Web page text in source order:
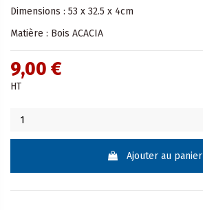
Dimensions : 53 x 32.5 x 4cm
Matière : Bois ACACIA
9,00 €
HT
Ajouter au panier